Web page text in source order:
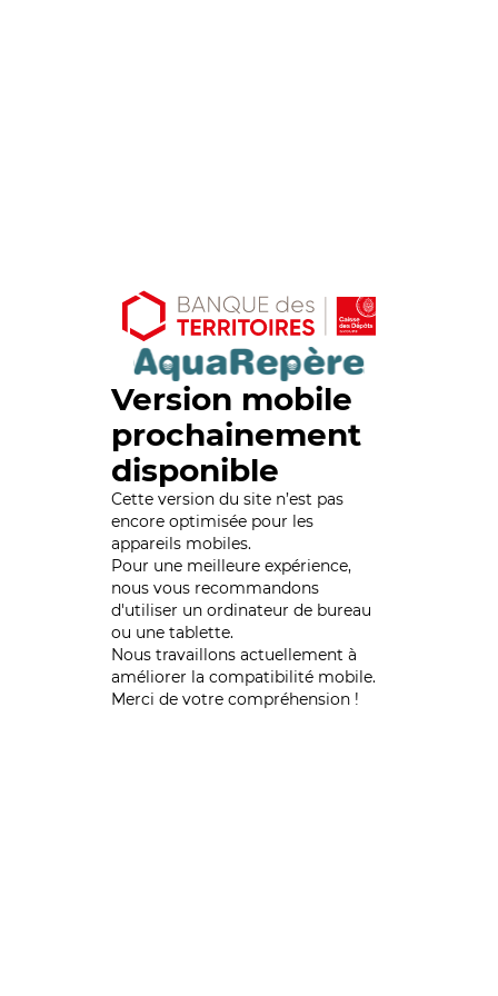
Version mobile
prochainement
disponible
Cette version du site n’est pas
encore optimisée pour les
appareils mobiles.
Pour une meilleure expérience,
nous vous recommandons
d'utiliser un ordinateur de bureau
ou une tablette.
Nous travaillons actuellement à
améliorer la compatibilité mobile.
Merci de votre compréhension !